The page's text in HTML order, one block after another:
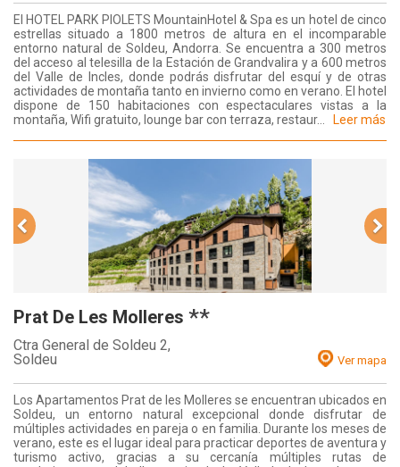
El HOTEL PARK PIOLETS MountainHotel & Spa es un hotel de cinco
estrellas situado a 1800 metros de altura en el incomparable
entorno natural de Soldeu, Andorra. Se encuentra a 300 metros
del acceso al telesilla de la Estación de Grandvalira y a 600 metros
del Valle de Incles, donde podrás disfrutar del esquí y de otras
actividades de montaña tanto en invierno como en verano. El hotel
dispone de 150 habitaciones con espectaculares vistas a la
montaña, Wifi gratuito, lounge bar con terraza, restaur...
Leer más
Prat De Les Molleres **
Ctra General de Soldeu 2,
Soldeu
Ver mapa
Los Apartamentos Prat de les Molleres se encuentran ubicados en
Soldeu, un entorno natural excepcional donde disfrutar de
múltiples actividades en pareja o en familia. Durante los meses de
verano, este es el lugar ideal para practicar deportes de aventura y
turismo activo, gracias a su cercanía múltiples rutas de